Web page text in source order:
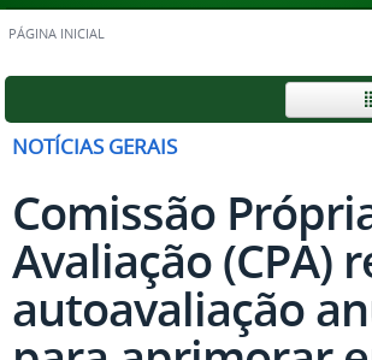
PÁGINA INICIAL
NOTÍCIAS GERAIS
Comissão
Avaliação (CPA)
autoavaliação